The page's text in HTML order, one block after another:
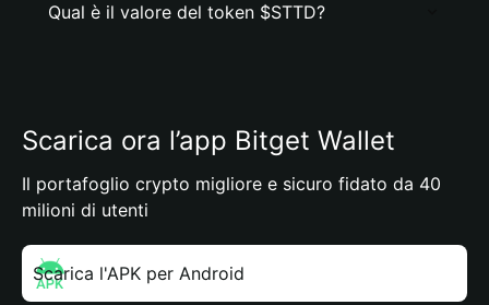
Qual è il valore del token $STTD?
Scarica ora l’app Bitget Wallet
Il portafoglio crypto migliore e sicuro fidato da 40
milioni di utenti
Scarica l'APK per Android